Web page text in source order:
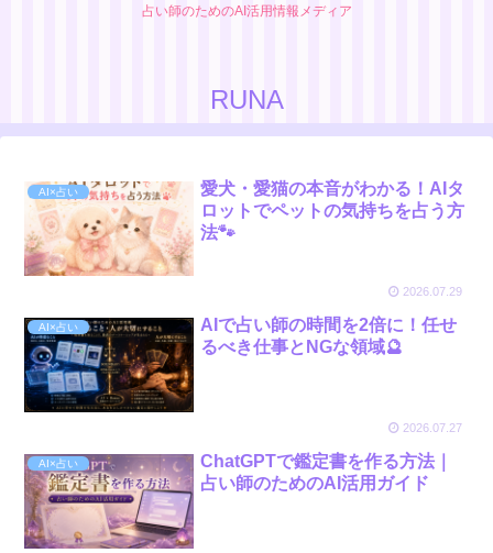
占い師のためのAI活用情報メディア
RUNA
AI×占い
愛犬・愛猫の本音がわかる！AIタ
ロットでペットの気持ちを占う方
法🐾
2026.07.29
AI×占い
AIで占い師の時間を2倍に！任せ
るべき仕事とNGな領域🔮
2026.07.27
AI×占い
ChatGPTで鑑定書を作る方法｜
占い師のためのAI活用ガイド